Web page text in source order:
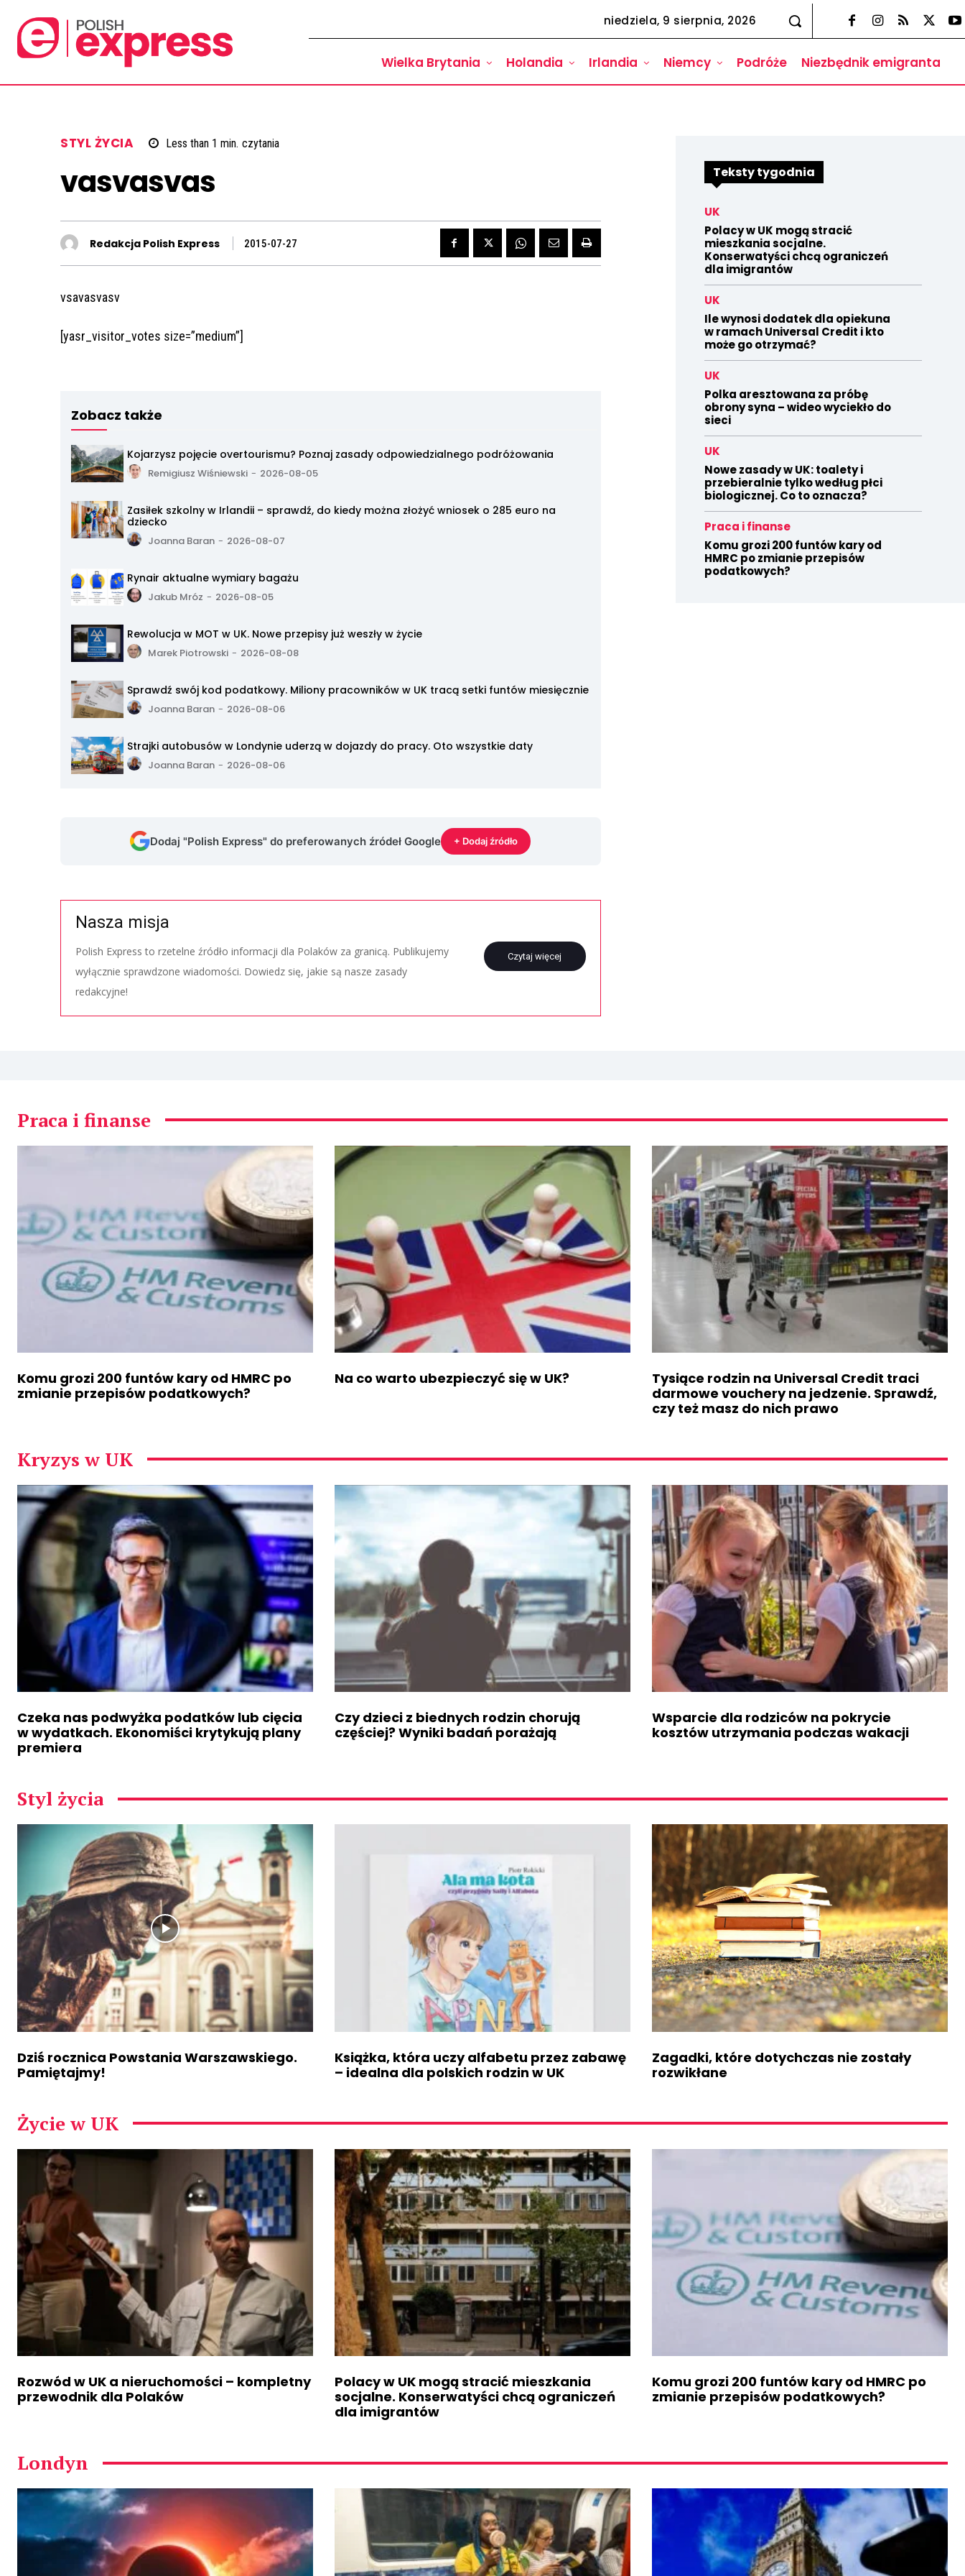
niedziela, 9 sierpnia, 2026
Wielka Brytania Holandia Irlandia Niemcy Podróże Niezbędnik emigranta
STYL ŻYCIA Less than 1 min. czytania
vasvasvas
Redakcja Polish Express 2015-07-27
vsavasvasv
[yasr_visitor_votes size=”medium”]
Zobacz także
Kojarzysz pojęcie overtourismu? Poznaj zasady odpowiedzialnego podróżowania
Remigiusz Wiśniewski - 2026-08-05
Zasiłek szkolny w Irlandii – sprawdź, do kiedy można złożyć wniosek o 285 euro na
dziecko
Joanna Baran - 2026-08-07
Rynair aktualne wymiary bagażu
Jakub Mróz - 2026-08-05
Rewolucja w MOT w UK. Nowe przepisy już weszły w życie
Marek Piotrowski - 2026-08-08
Sprawdź swój kod podatkowy. Miliony pracowników w UK tracą setki funtów miesięcznie
Joanna Baran - 2026-08-06
Strajki autobusów w Londynie uderzą w dojazdy do pracy. Oto wszystkie daty
Joanna Baran - 2026-08-06
Dodaj "Polish Express" do preferowanych źródeł Google + Dodaj źródło
Nasza misja
Polish Express to rzetelne źródło informacji dla Polaków za granicą. Publikujemy
wyłącznie sprawdzone wiadomości. Dowiedz się, jakie są nasze zasady
redakcyjne!
Czytaj więcej
Teksty tygodnia
UK
Polacy w UK mogą stracić
mieszkania socjalne.
Konserwatyści chcą ograniczeń
dla imigrantów
UK
Ile wynosi dodatek dla opiekuna
w ramach Universal Credit i kto
może go otrzymać?
UK
Polka aresztowana za próbę
obrony syna – wideo wyciekło do
sieci
UK
Nowe zasady w UK: toalety i
przebieralnie tylko według płci
biologicznej. Co to oznacza?
Praca i finanse
Komu grozi 200 funtów kary od
HMRC po zmianie przepisów
podatkowych?
Praca i finanse
Komu grozi 200 funtów kary od HMRC po
zmianie przepisów podatkowych?
Na co warto ubezpieczyć się w UK?
Tysiące rodzin na Universal Credit traci
darmowe vouchery na jedzenie. Sprawdź,
czy też masz do nich prawo
Kryzys w UK
Czeka nas podwyżka podatków lub cięcia
w wydatkach. Ekonomiści krytykują plany
premiera
Czy dzieci z biednych rodzin chorują
częściej? Wyniki badań porażają
Wsparcie dla rodziców na pokrycie
kosztów utrzymania podczas wakacji
Styl życia
Dziś rocznica Powstania Warszawskiego.
Pamiętajmy!
Książka, która uczy alfabetu przez zabawę
– idealna dla polskich rodzin w UK
Zagadki, które dotychczas nie zostały
rozwikłane
Życie w UK
Rozwód w UK a nieruchomości – kompletny
przewodnik dla Polaków
Polacy w UK mogą stracić mieszkania
socjalne. Konserwatyści chcą ograniczeń
dla imigrantów
Komu grozi 200 funtów kary od HMRC po
zmianie przepisów podatkowych?
Londyn